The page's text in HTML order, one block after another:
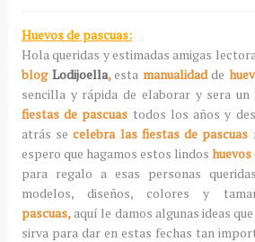
Huevos de pascuas:
Hola queridas y estimadas amigas
blog Lodijoella, esta manualidadde
sencilla y rápida de elaborar y sera
fiestas de pascuas todos los años y
atrás se celebra las fiestas de pascuas
espero que hagamos estos lindoshuevos
para regalo a esas personas
modelos, diseños, colores y
pascuas,aquí le damos algunas ideas
sirva para dar en estas fechas tan